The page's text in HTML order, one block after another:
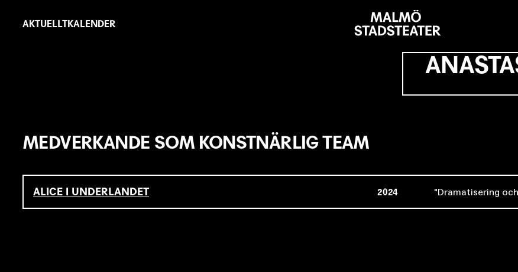
huvudinnehåll
länkar
AKTUELLTKALENDER
Stadsteater
MEDVERKANDE SOM KONSTNÄRLIG TEAM
ALICE I UNDERLANDET 2024 Dramatisering